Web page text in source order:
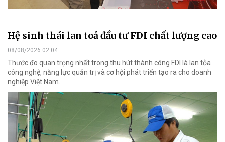
Hệ sinh thái lan toả đầu tư FDI chất lượng cao
08/08/2026 02:04
Thước đo quan trọng nhất trong thu hút thành công FDI là lan tỏa
công nghệ, năng lực quản trị và cơ hội phát triển tạo ra cho doanh
nghiệp Việt Nam.